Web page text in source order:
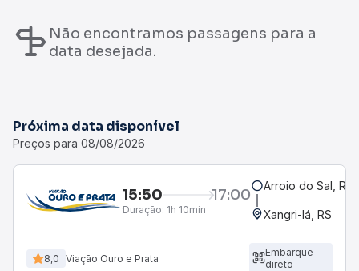
Não encontramos passagens para a
data desejada.
Próxima data disponível
Preços para 08/08/2026
15:50 17:00
Duração: 1h 10min
Arroio do Sal, RS
Xangri-lá, RS
8,0 Viação Ouro e Prata
Embarque
direto